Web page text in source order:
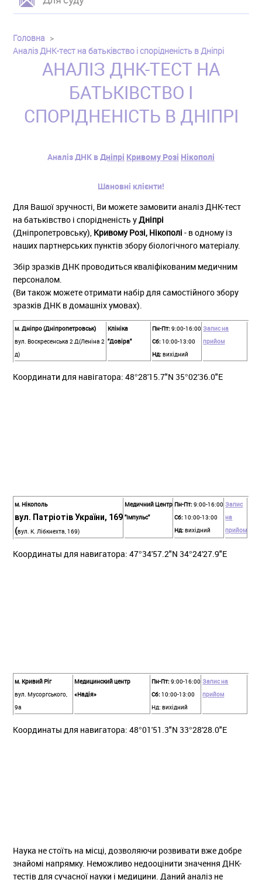
Головна
Аналіз ДНК-тест на батьківство і спорідненість в Дніпрі
АНАЛІЗ ДНК-ТЕСТ НА
БАТЬКІВСТВО І
СПОРІДНЕНІСТЬ В ДНІПРІ
Аналіз ДНК вДніпрі Кривому Розі Нікополі
Шановні клієнти!
Для Вашої зручності, Ви можете замовити аналіз ДНК-тест
на батьківство і спорідненість уДніпрі
(Дніпропетровську), Кривому Розі, Нікополі- в одному із
наших партнерських пунктів збору біологічного матеріалу.
Збір зразків ДНК проводиться кваліфікованим медичним
персоналом.
(Ви також можете отримати набір для самостійного збору
зразків ДНК в домашніх умовах).
м. Дніпро (Дніпропетровськ)
вул. Воскресенська 2 Д(Леніна 2
д)
Клініка
"Довіра"
Пн-Пт:9:00-16:00
Сб:10:00-13:00
Нд:вихідний
Запис на
прийом
Координати для навігатора: 48°28'15.7"N 35°02'36.0"E
м. Нікополь
вул. Патріотів України, 169
(вул. К. Лібкнехта, 169)
Медичний Центр
"Імпульс"
Пн-Пт:9:00-16:00
Сб:10:00-13:00
Нд:вихідний
Запис
на
прийом
Координаты для навигатора: 47°34'57.2"N 34°24'27.9"E
м. Кривий Ріг
вул. Мусоргського,
9а
Медицинский центр
«Надiя»
Пн-Пт:9:00-16:00
Сб:10:00-13:00
Нд: вихідний
Запис на
прийом
Координаты для навигатора: 48°01'51.3"N 33°28'28.0"E
Наука не стоїть на місці, дозволяючи розвивати вже добре
знайомі напрямку. Неможливо недооцінити значення ДНК-
тестів для сучасної науки і медицини. Даний аналіз не